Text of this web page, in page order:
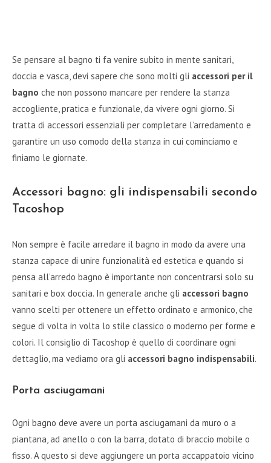
Se pensare al bagno ti fa venire subito in mente sanitari,
doccia e vasca, devi sapere che sono molti gli accessori per il
bagno che non possono mancare per rendere la stanza
accogliente, pratica e funzionale, da vivere ogni giorno. Si
tratta di accessori essenziali per completare l’arredamento e
garantire un uso comodo della stanza in cui cominciamo e
finiamo le giornate.
Accessori bagno: gli indispensabili secondo
Tacoshop
Non sempre è facile arredare il bagno in modo da avere una
stanza capace di unire funzionalità ed estetica e quando si
pensa all’arredo bagno è importante non concentrarsi solo su
sanitari e box doccia. In generale anche gli accessori bagno
vanno scelti per ottenere un effetto ordinato e armonico, che
segue di volta in volta lo stile classico o moderno per forme e
colori. Il consiglio di Tacoshop è quello di coordinare ogni
dettaglio, ma vediamo ora gli accessori bagno indispensabili.
Porta asciugamani
Ogni bagno deve avere un porta asciugamani da muro o a
piantana, ad anello o con la barra, dotato di braccio mobile o
fisso. A questo si deve aggiungere un porta accappatoio vicino